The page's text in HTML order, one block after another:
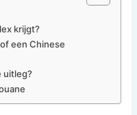
krijgt?
een Chinese
uitleg?